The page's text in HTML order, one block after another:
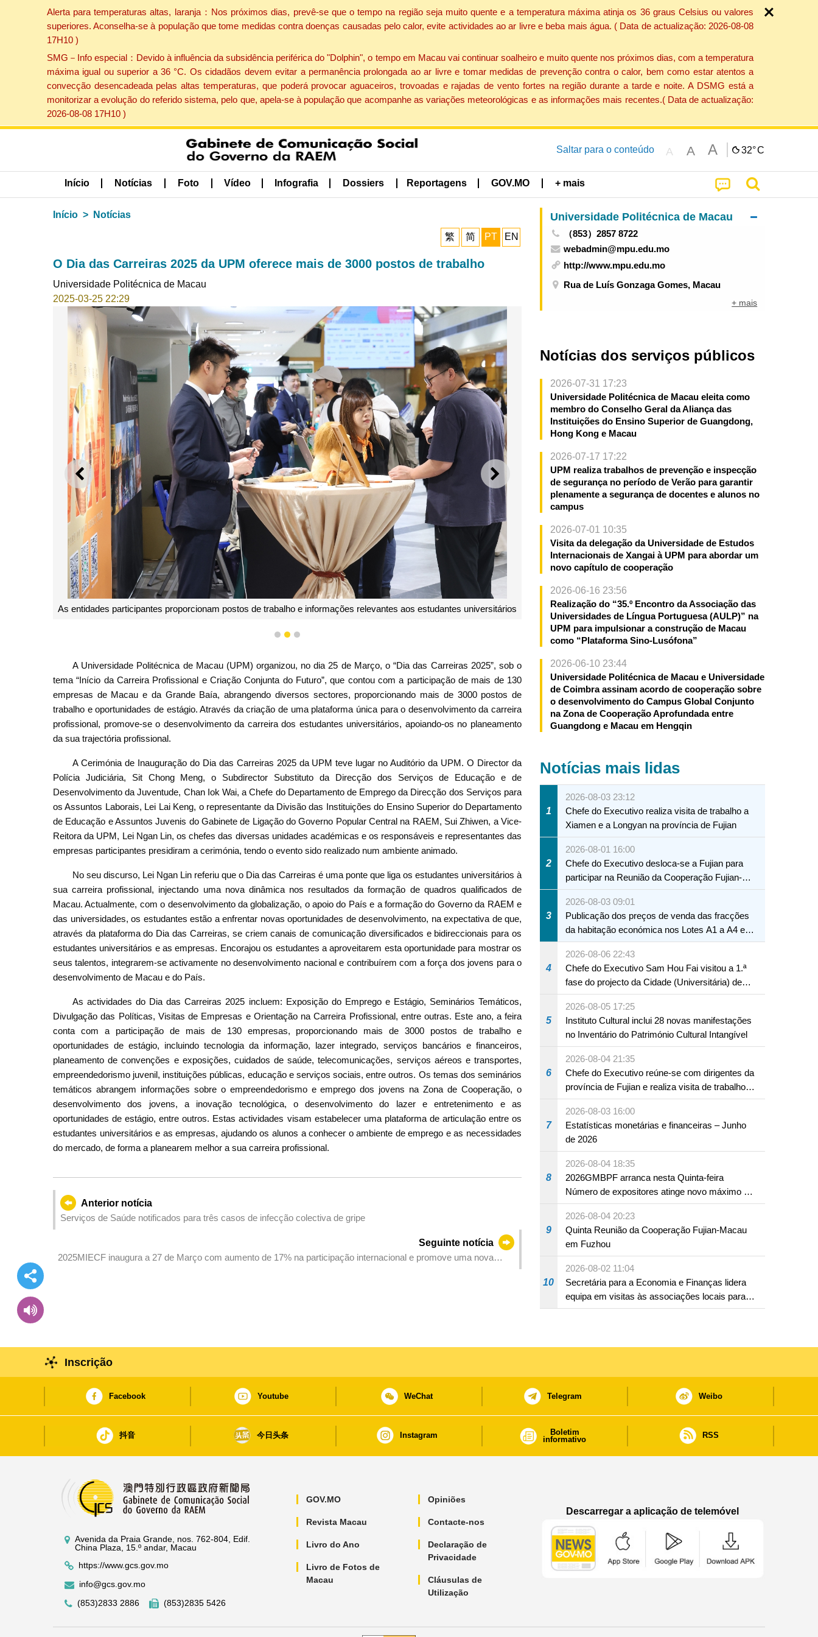
Alerta para temperaturas altas, laranja：Nos próximos dias, prevê-se que o tempo na região seja muito quente e a temperatura máxima atinja os 36 graus Celsius ou valores
superiores. Aconselha-se à população que tome medidas contra doenças causadas pelo calor, evite actividades ao ar livre e beba mais água. ( Data de actualização: 2026-08-08
17H10 )
SMG－Info especial：Devido à influência da subsidência periférica do "Dolphin", o tempo em Macau vai continuar soalheiro e muito quente nos próximos dias, com a temperatura
máxima igual ou superior a 36 °C. Os cidadãos devem evitar a permanência prolongada ao ar livre e tomar medidas de prevenção contra o calor, bem como estar atentos a
convecção desencadeada pelas altas temperaturas, que poderá provocar aguaceiros, trovoadas e rajadas de vento fortes na região durante a tarde e noite. A DSMG está a
monitorizar a evolução do referido sistema, pelo que, apela-se à população que acompanhe as variações meteorológicas e as informações mais recentes.( Data de actualização:
2026-08-08 17H10 )
Saltar para o conteúdo A A A 32°C
Início Notícias Foto Vídeo Infografia Dossiers Reportagens GOV.MO + mais
Início Notícias
繁 简 PT EN
O Dia das Carreiras 2025 da UPM oferece mais de 3000 postos de trabalho
Universidade Politécnica de Macau
2025-03-25 22:29
ANTERIOR SEGUINTE
As entidades participantes proporcionam postos de trabalho e informações relevantes aos estudantes universitários
1 2 3
A Universidade Politécnica de Macau (UPM) organizou, no dia 25 de Março, o “Dia das Carreiras 2025”, sob o
tema “Início da Carreira Profissional e Criação Conjunta do Futuro”, que contou com a participação de mais de 130
empresas de Macau e da Grande Baía, abrangendo diversos sectores, proporcionando mais de 3000 postos de
trabalho e oportunidades de estágio. Através da criação de uma plataforma única para o desenvolvimento da carreira
profissional, promove-se o desenvolvimento da carreira dos estudantes universitários, apoiando-os no planeamento
da sua trajectória profissional.
A Cerimónia de Inauguração do Dia das Carreiras 2025 da UPM teve lugar no Auditório da UPM. O Director da
Polícia Judiciária, Sit Chong Meng, o Subdirector Substituto da Direcção dos Serviços de Educação e de
Desenvolvimento da Juventude, Chan Iok Wai, a Chefe do Departamento de Emprego da Direcção dos Serviços para
os Assuntos Laborais, Lei Lai Keng, o representante da Divisão das Instituições do Ensino Superior do Departamento
de Educação e Assuntos Juvenis do Gabinete de Ligação do Governo Popular Central na RAEM, Sui Zhiwen, a Vice-
Reitora da UPM, Lei Ngan Lin, os chefes das diversas unidades académicas e os responsáveis e representantes das
empresas participantes presidiram a cerimónia, tendo o evento sido realizado num ambiente animado.
No seu discurso, Lei Ngan Lin referiu que o Dia das Carreiras é uma ponte que liga os estudantes universitários à
sua carreira profissional, injectando uma nova dinâmica nos resultados da formação de quadros qualificados de
Macau. Actualmente, com o desenvolvimento da globalização, o apoio do País e a formação do Governo da RAEM e
das universidades, os estudantes estão a enfrentar novas oportunidades de desenvolvimento, na expectativa de que,
através da plataforma do Dia das Carreiras, se criem canais de comunicação diversificados e bidireccionais para os
estudantes universitários e as empresas. Encorajou os estudantes a aproveitarem esta oportunidade para mostrar os
seus talentos, integrarem-se activamente no desenvolvimento nacional e contribuírem com a força dos jovens para o
desenvolvimento de Macau e do País.
As actividades do Dia das Carreiras 2025 incluem: Exposição do Emprego e Estágio, Seminários Temáticos,
Divulgação das Políticas, Visitas de Empresas e Orientação na Carreira Profissional, entre outras. Este ano, a feira
conta com a participação de mais de 130 empresas, proporcionando mais de 3000 postos de trabalho e
oportunidades de estágio, incluindo tecnologia da informação, lazer integrado, serviços bancários e financeiros,
planeamento de convenções e exposições, cuidados de saúde, telecomunicações, serviços aéreos e transportes,
empreendedorismo juvenil, instituições públicas, educação e serviços sociais, entre outros. Os temas dos seminários
temáticos abrangem informações sobre o empreendedorismo e emprego dos jovens na Zona de Cooperação, o
desenvolvimento dos jovens, a inovação tecnológica, o desenvolvimento do lazer e entretenimento e as
oportunidades de estágio, entre outros. Estas actividades visam estabelecer uma plataforma de articulação entre os
estudantes universitários e as empresas, ajudando os alunos a conhecer o ambiente de emprego e as necessidades
do mercado, de forma a planearem melhor a sua carreira profissional.
Anterior notícia
Serviços de Saúde notificados para três casos de infecção colectiva de gripe
Seguinte notícia
2025MIECF inaugura a 27 de Março com aumento de 17% na participação internacional e promove uma nova
Universidade Politécnica de Macau
（853）2857 8722
webadmin@mpu.edu.mo
http://www.mpu.edu.mo
Rua de Luís Gonzaga Gomes, Macau
+ mais
Notícias dos serviços públicos
2026-07-31 17:23
Universidade Politécnica de Macau eleita como
membro do Conselho Geral da Aliança das
Instituições do Ensino Superior de Guangdong,
Hong Kong e Macau
2026-07-17 17:22
UPM realiza trabalhos de prevenção e inspecção
de segurança no período de Verão para garantir
plenamente a segurança de docentes e alunos no
campus
2026-07-01 10:35
Visita da delegação da Universidade de Estudos
Internacionais de Xangai à UPM para abordar um
novo capítulo de cooperação
2026-06-16 23:56
Realização do “35.º Encontro da Associação das
Universidades de Língua Portuguesa (AULP)” na
UPM para impulsionar a construção de Macau
como “Plataforma Sino-Lusófona”
2026-06-10 23:44
Universidade Politécnica de Macau e Universidade
de Coimbra assinam acordo de cooperação sobre
o desenvolvimento do Campus Global Conjunto
na Zona de Cooperação Aprofundada entre
Guangdong e Macau em Hengqin
Notícias mais lidas
1
2026-08-03 23:12
Chefe do Executivo realiza visita de trabalho a
Xiamen e a Longyan na província de Fujian
2
2026-08-01 16:00
Chefe do Executivo desloca-se a Fujian para
participar na Reunião da Cooperação Fujian-
Macau
3
2026-08-03 09:01
Publicação dos preços de venda das fracções
da habitação económica nos Lotes A1 a A4 e
A12 da Zona A dos Novos Aterros
4
2026-08-06 22:43
Chefe do Executivo Sam Hou Fai visitou a 1.ª
fase do projecto da Cidade (Universitária) de
Educação Internacional de Macau e Hengqin
5
2026-08-05 17:25
Instituto Cultural inclui 28 novas manifestações
no Inventário do Património Cultural Intangível
6
2026-08-04 21:35
Chefe do Executivo reúne-se com dirigentes da
província de Fujian e realiza visita de trabalho
em Fuzhou
7
2026-08-03 16:00
Estatísticas monetárias e financeiras – Junho
de 2026
8
2026-08-04 18:35
2026GMBPF arranca nesta Quinta-feira
Número de expositores atinge novo máximo em
18 anos
9
2026-08-04 20:23
Quinta Reunião da Cooperação Fujian-Macau
em Fuzhou
10
2026-08-02 11:04
Secretária para a Economia e Finanças lidera
equipa em visitas às associações locais para
consolidar consensos e promover os trabalhos
Inscrição
Facebook Youtube WeChat Telegram Weibo
抖音 今日头条 Instagram
Boletim
informativo
RSS
Avenida da Praia Grande, nos. 762-804, Edif.
China Plaza, 15.º andar, Macau
https://www.gcs.gov.mo
info@gcs.gov.mo
(853)2833 2886
(853)2835 5426
GOV.MO
Revista Macau
Livro do Ano
Livro de Fotos de
Macau
Opiniões
Contacte-nos
Declaração de
Privacidade
Cláusulas de
Utilização
Descarregar a aplicação de telemóvel